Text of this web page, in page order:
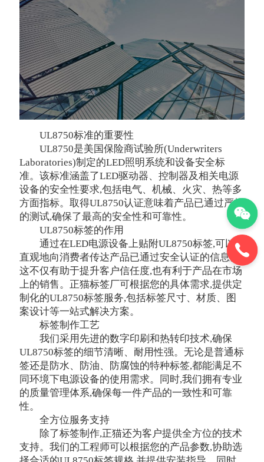
UL8750标准的重要性
UL8750是美国保险商试验所(Underwriters
Laboratories)制定的LED照明系统和设备安全标
准。该标准涵盖了LED驱动器、控制器及相关电源
设备的安全性要求,包括电气、机械、火灾、热等多
方面指标。取得UL8750认证意味着产品已通过严格
的测试,确保了最高的安全性和可靠性。
UL8750标签的作用
通过在LED电源设备上贴附UL8750标签,可以
直观地向消费者传达产品已通过安全认证的信息。
这不仅有助于提升客户信任度,也有利于产品在市场
上的销售。正猫标签厂可根据您的具体需求,提供定
制化的UL8750标签服务,包括标签尺寸、材质、图
案设计等一站式解决方案。
标签制作工艺
我们采用先进的数字印刷和热转印技术,确保
UL8750标签的细节清晰、耐用性强。无论是普通标
签还是防水、防油、防腐蚀的特种标签,都能满足不
同环境下电源设备的使用需求。同时,我们拥有专业
的质量管理体系,确保每一件产品的一致性和可靠
性。
全方位服务支持
除了标签制作,正猫还为客户提供全方位的技术
支持。我们的工程师可以根据您的产品参数,协助选